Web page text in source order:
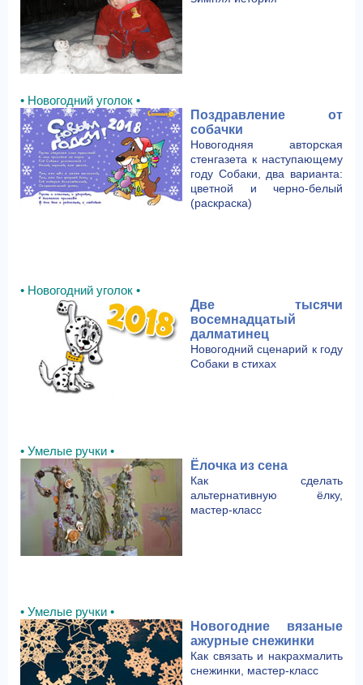
• Новогодний уголок •
Поздравление от
собачки
Новогодняя авторская
стенгазета к наступающему
году Собаки, два варианта:
цветной и черно-белый
(раскраска)
• Новогодний уголок •
Две тысячи
восемнадцатый
далматинец
Новогодний сценарий к году
Собаки в стихах
• Умелые ручки •
Ёлочка из сена
Как сделать
альтернативную ёлку,
мастер-класс
• Умелые ручки •
Новогодние вязаные
ажурные снежинки
Как связать и накрахмалить
снежинки, мастер-класс